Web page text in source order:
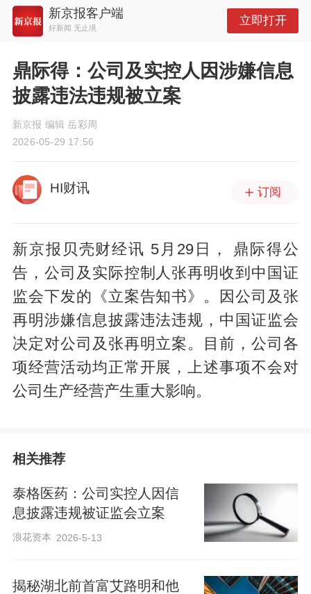
新京报客户端
好新闻 无止境
立即打开
鼎际得：公司及实控人因涉嫌信息
披露违法违规被立案
新京报 编辑 岳彩周
2026-05-29 17:56
HI财讯 订阅
新京报贝壳财经讯 5月29日， 鼎际得公
告，公司及实际控制人张再明收到中国证
监会下发的《立案告知书》。因公司及张
再明涉嫌信息披露违法违规，中国证监会
决定对公司及张再明立案。目前，公司各
项经营活动均正常开展，上述事项不会对
公司生产经营产生重大影响。
相关推荐
泰格医药：公司实控人因信
息披露违规被证监会立案
浪花资本 2026-5-13
揭秘湖北前首富艾路明和他